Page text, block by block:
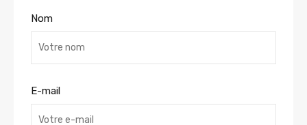
Nom
E-mail